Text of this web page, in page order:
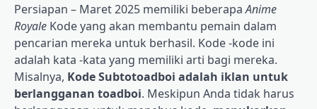
Persiapan – Maret 2025 memiliki beberapaAnime
Royale Kode yang akan membantu pemain dalam
pencarian mereka untuk berhasil. Kode -kode ini
adalah kata -kata yang memiliki arti bagi mereka.
Misalnya, Kode Subtotoadboi adalah iklan untuk
berlangganan toadboi. Meskipun Anda tidak harus